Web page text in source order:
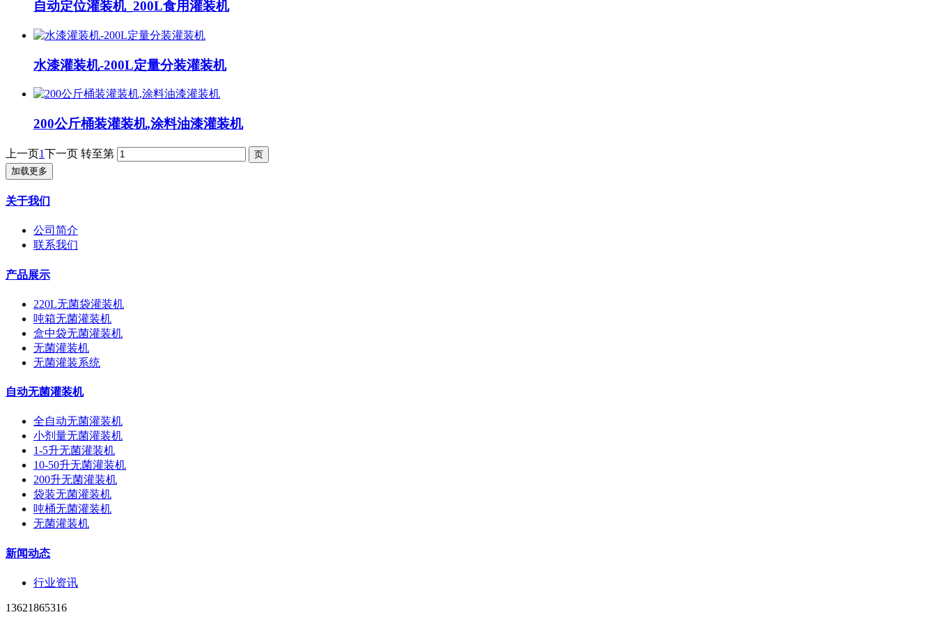
自动定位灌装机_200L食用灌装机
水漆灌装机-200L定量分装灌装机
200公斤桶装灌装机,涂料油漆灌装机
上一页1下一页 转至第
加载更多
关于我们
公司简介
联系我们
产品展示
220L无菌袋灌装机
吨箱无菌灌装机
盒中袋无菌灌装机
无菌灌装机
无菌灌装系统
自动无菌灌装机
全自动无菌灌装机
小剂量无菌灌装机
1-5升无菌灌装机
10-50升无菌灌装机
200升无菌灌装机
袋装无菌灌装机
吨桶无菌灌装机
无菌灌装机
新闻动态
行业资讯
13621865316